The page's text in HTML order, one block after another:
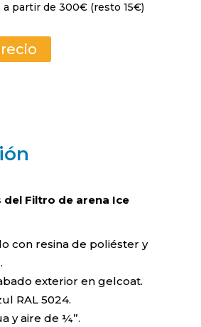
partir de 300€ (resto 15€)
del Filtro de arena Ice
con resina de poliéster y
exterior en gelcoat.
RAL 5024.
y aire de ¼”.